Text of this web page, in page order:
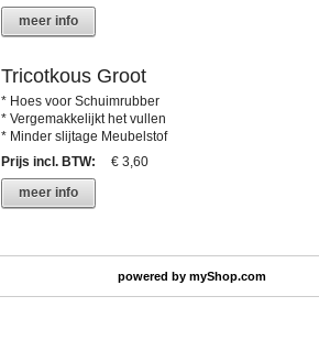
meer info
Tricotkous Groot
* Hoes voor Schuimrubber
* Vergemakkelijkt het vullen
* Minder slijtage Meubelstof
Prijs incl. BTW:
€ 3,60
meer info
powered bymyShop.com